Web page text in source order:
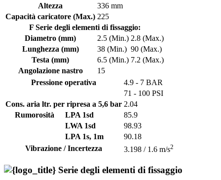
Altezza
336 mm
Capacità caricatore (Max.) 225
F Serie degli elementi di fissaggio:
Diametro (mm)
2.5 (Min.) 2.8 (Max.)
Lunghezza (mm)
38 (Min.) 90 (Max.)
Testa (mm)
6.5 (Min.) 7.2 (Max.)
Angolazione nastro
15
Pressione operativa
4.9 - 7 BAR
71 - 100 PSI
Cons. aria ltr. per ripresa a 5,6 bar 2.04
Rumorosità
LPA 1sd
85.9
LWA 1sd
98.93
LPA 1s, 1m
90.18
Vibrazione / Incertezza
3.198 / 1.6 m/s2
Serie degli elementi di fissaggio